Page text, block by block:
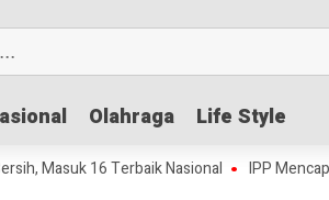
Olahraga Life Style
Olahraga Life Style
16 Terbaik Nasional IPP Mencapai 4,69,